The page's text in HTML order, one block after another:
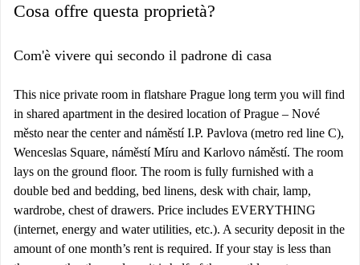
Cosa offre questa proprietà?
Com'è vivere qui secondo il padrone di casa
This nice private room in flatshare Prague long term you will find
in shared apartment in the desired location of Prague – Nové
město near the center and náměstí I.P. Pavlova (metro red line C),
Wenceslas Square, náměstí Míru and Karlovo náměstí. The room
lays on the ground floor. The room is fully furnished with a
double bed and bedding, bed linens, desk with chair, lamp,
wardrobe, chest of drawers. Price includes EVERYTHING
(internet, energy and water utilities, etc.). A security deposit in the
amount of one month’s rent is required. If your stay is less than